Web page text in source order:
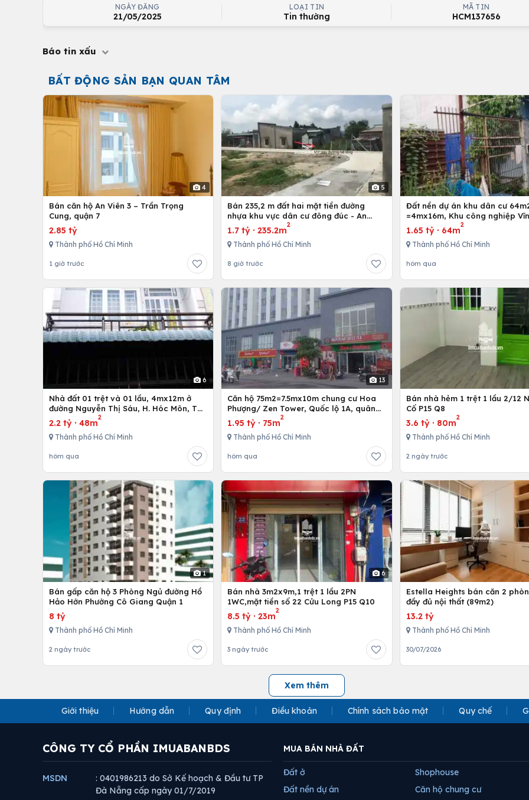
NGÀY ĐĂNG
21/05/2025
LOẠI TIN
Tin thường
MÃ TIN
HCM137656
Báo tin xấu
BẤT ĐỘNG SẢN BẠN QUAN TÂM
4
Bán căn hộ An Viên 3 – Trần Trọng
Cung, quận 7
2.85 tỷ
Thành phố Hồ Chí Minh
1 giờ trước
5
Bán 235,2 m đất hai mặt tiền đường
nhựa khu vực dân cư đông đúc - An
nhứt-Long Điền - Bà Rịa
1.7 tỷ ·235.2m
2
Thành phố Hồ Chí Minh
8 giờ trước
Đất nền dự án khu dân cư
=4mx16m, Khu công nghiệp
Bình Chánh, Tp. Hồ Chí Minh
1.65 tỷ· 64m
2
Thành phố Hồ Chí Minh
hôm qua
6
Nhà đất 01 trệt và 01 lầu, 4mx12m ở
đường Nguyễn Thị Sáu, H. Hóc Môn, Tp.
Hồ Chí Minh
2.2 tỷ · 48m
2
Thành phố Hồ Chí Minh
hôm qua
13
Căn hộ 75m2=7.5mx10m chung cư Hoa
Phượng/ Zen Tower, Quốc lộ 1A, quân
12,Tp. Hồ Chí Minh, Việt Nam
1.95 tỷ · 75m
2
Thành phố Hồ Chí Minh
hôm qua
Bán nhà hẻm 1 trệt 1 lầu 2/12
Cố P15 Q8
3.6 tỷ· 80m
2
Thành phố Hồ Chí Minh
2 ngày trước
1
Bán gấp căn hộ 3 Phòng Ngủ đường Hồ
Hảo Hớn Phường Cô Giang Quận 1
8 tỷ
Thành phố Hồ Chí Minh
2 ngày trước
6
Bán nhà 3m2x9m,1 trệt 1 lầu 2PN
1WC,mặt tiền số 22 Cửu Long P15 Q10
8.5 tỷ ·23m
2
Thành phố Hồ Chí Minh
3 ngày trước
Estella Heights bán căn 2
đầy đủ nội thất (89m2)
13.2 tỷ
Thành phố Hồ Chí Minh
30/07/2026
Xem thêm
Giới thiệu Hướng dẫn Quy định Điều khoản Chính sách bảo mật Quy chế
CÔNG TY CỔ PHẦN IMUABANBDS
MSDN
: 0401986213 do Sở Kế hoạch & Đầu tư TP
Đà Nẵng cấp ngày 01/7/2019
MUA BÁN NHÀ ĐẤT
Đất ở
Đất nền dự án
Shophouse
Căn hộ chung cư